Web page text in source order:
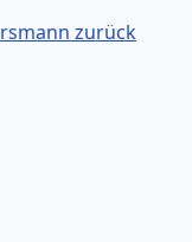
zurück